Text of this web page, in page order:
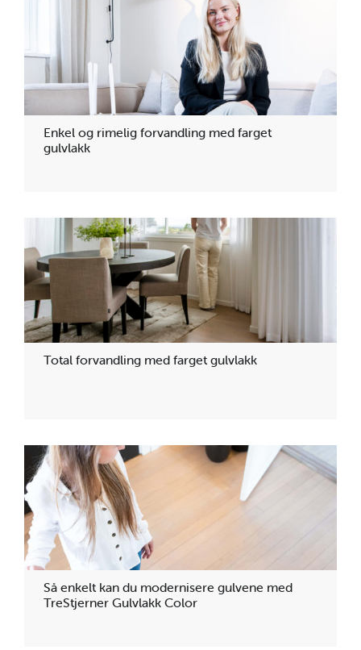
Enkel og rimelig forvandling med farget
gulvlakk
Total forvandling med farget gulvlakk
Så enkelt kan du modernisere gulvene med
TreStjerner Gulvlakk Color